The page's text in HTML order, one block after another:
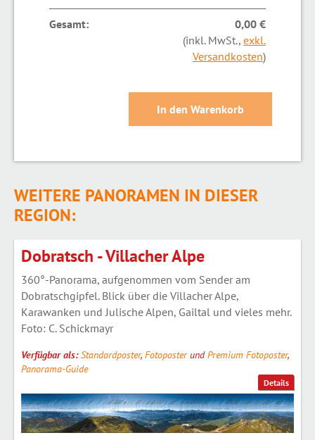
Gesamt:
0,00 €
(inkl. MwSt., exkl.
Versandkosten)
WEITERE PANORAMEN IN DIESER
REGION:
Details
Dobratsch - Villacher Alpe
360°-Panorama, aufgenommen vom Sender am
Dobratschgipfel. Blick über die Villacher Alpe,
Karawanken und Julische Alpen, Gailtal und vieles mehr.
Foto: C. Schickmayr
Verfügbar als:Standardposter, FotoposterundPremium Fotoposter,
Panorama-Guide